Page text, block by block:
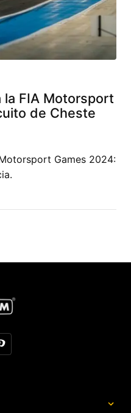
la FIA Motorsport
de Cheste
Games 2024: